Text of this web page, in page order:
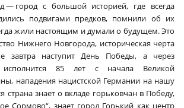
— город с большой историей, где всегда
подвигами предков, помнили об их
жили настоящим и думали о будущем. Это
Нижнего Новгорода, историческая черта
завтра наступит День Победы, а через
исполнится 85 лет с начала Великой
нападения нацистской Германии на нашу
страна знает о вкладе горьковчан в Победу,